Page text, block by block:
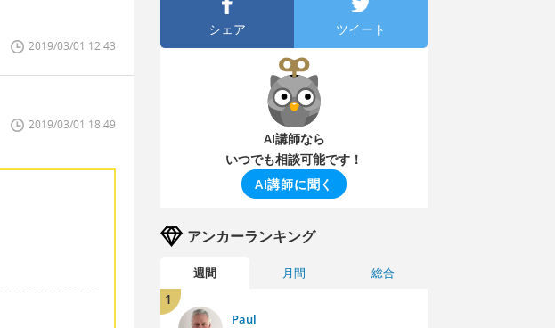
2019/03/01 12:43
2019/03/01 18:49
シェア ツイート
AI講師なら
いつでも相談可能です！
AI講師に聞く
アンカーランキング
週間 月間 総合
1
Paul